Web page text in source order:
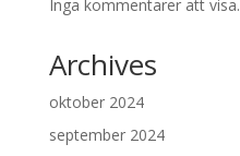
Inga kommentarer att visa.
Archives
oktober 2024
september 2024